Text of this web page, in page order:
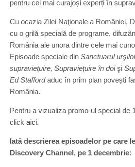
pentru cei mai curajoși experți în
Cu ocazia Zilei Naţionale a României,
cu o grilă specială de programe,
România ale unora dintre cele mai
Episoade speciale din Sanctuarul
supravieţuire, Supravieţuire în doişi
Ed Staffordaduc în prim plan povești
România.
Pentru a vizualiza promo-ul special de
click aici.
Iată descrierea episoadelor pe care
Discovery Channel, pe 1 decembrie: